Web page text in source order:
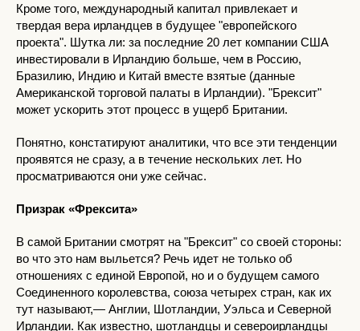
Кроме того, международный капитал привлекает и
твердая вера ирландцев в будущее "европейского
проекта". Шутка ли: за последние 20 лет компании США
инвестировали в Ирландию больше, чем в Россию,
Бразилию, Индию и Китай вместе взятые (данные
Американской торговой палаты в Ирландии). "Брексит"
может ускорить этот процесс в ущерб Британии.
Понятно, констатируют аналитики, что все эти тенденции
проявятся не сразу, а в течение нескольких лет. Но
просматриваются они уже сейчас.
Призрак «Фрексита»
В самой Британии смотрят на "Брексит" со своей стороны:
во что это нам выльется? Речь идет не только об
отношениях с единой Европой, но и о будущем самого
Соединенного королевства, союза четырех стран, как их
тут называют,— Англии, Шотландии, Уэльса и Северной
Ирландии. Как известно, шотландцы и североирландцы